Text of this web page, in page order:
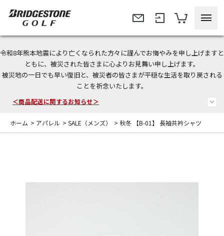
令和8年熊本地震により亡くなられた方々に謹んでお悔やみを申し上げますと
ともに、被災された皆さまに心よりお見舞い申し上げます。
被災地の一日でも早い復旧と、被災者の皆さまが平穏な生活を取り戻される
ことを祈念いたします。
今なら新規会員登録で1,000円OFFクーポンプレゼント！
＜商品配送に関するお知らせ＞
＜夏季休暇中のご注文・発送・お問い合わせ＞
ホーム > アパレル > SALE（メンズ） > 秋冬 【B-01】 長袖共衿シャツ